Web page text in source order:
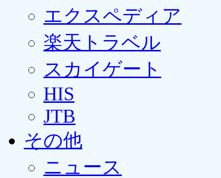
エクスペディア
楽天トラベル
スカイゲート
HIS
JTB
その他
ニュース